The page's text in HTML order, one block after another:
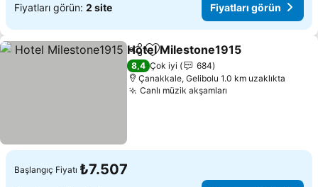
Fiyatları görün: 2 site Fiyatları görün
PaylaşFavorilerime ekle
Hotel Milestone1915
8,4 Çok iyi
684
Çanakkale, Gelibolu 1.0 km uzaklıkta
Canlı müzik akşamları
Başlangıç Fiyatı ₺7.507